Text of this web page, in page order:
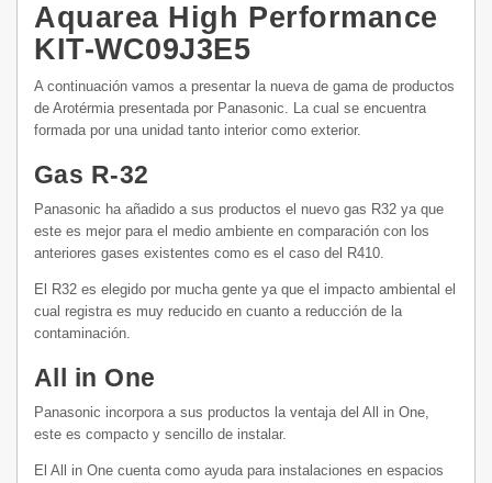
Aquarea High Performance
KIT-WC09J3E5
A continuación vamos a presentar la nueva de gama de productos
de Arotérmia presentada por Panasonic. La cual se encuentra
formada por una unidad tanto interior como exterior.
Gas R-32
Panasonic ha añadido a sus productos el nuevo gas R32 ya que
este es mejor para el medio ambiente en comparación con los
anteriores gases existentes como es el caso del R410.
El R32 es elegido por mucha gente ya que el impacto ambiental el
cual registra es muy reducido en cuanto a reducción de la
contaminación.
All in One
Panasonic incorpora a sus productos la ventaja del All in One,
este es compacto y sencillo de instalar.
El All in One cuenta como ayuda para instalaciones en espacios